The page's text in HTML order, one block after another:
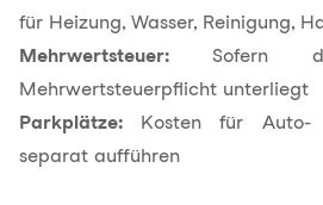
für Heizung, Wasser, Reinigung,
Mehrwertsteuer: Sofern
Mehrwertsteuerpflicht unterliegt
Parkplätze: Kosten für Auto-
separat aufführen